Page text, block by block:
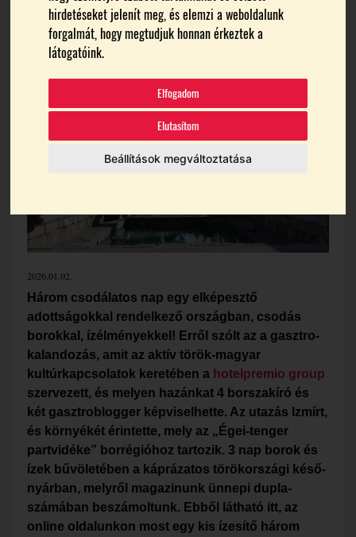
hirdetéseket jelenít meg, és elemzi a weboldalunk
forgalmát, hogy megtudjuk honnan érkeztek a
látogatóink.
Elfogadom
Elutasítom
Beállítások megváltoztatása
Témák: Hotel Antmare
2026.01.02.
Három csodálatos nap egy elképesztő
adottságokkal rendelkező országban, csodás
borokkal, ízélményekkel! Erről szólt az a gasztro-
kalandozás, amit az aktív török-magyar
kultúrkapcsolatok keretében a hotelpremio group
szervezett, és melyen hazánkat 4 borszakíró és
két gasztroblogger képviselhette. Az utazás Izmírt,
és környékét érintette, mely az „Égei-tenger
partvidéke” borrégióhoz tartozik. 3 nap borok és
ízek bűvöletében a káprázatos törökországi késő-
nyárban, melyről magazinunk ünnepi dupla-
számában beszámoltunk. Ebből látható itt, az
online oldalunkon most egy kis ízesítő három